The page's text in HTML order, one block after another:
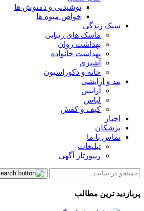
نوشیدنی و دمنوش ها
خواص میوه ها
سبک زندگی
ماسک های زیبایی
بهداشت روان
بهداشت خانواده
آشپزی
خانه و دکوراسیون
مد و آرایشی
آرایش
لباس
کیف و کفش
اخبار
پزشکان
تماس با ما
تبلیغات
ریپورتاژ آگهی
پربازدید ترین مطالب